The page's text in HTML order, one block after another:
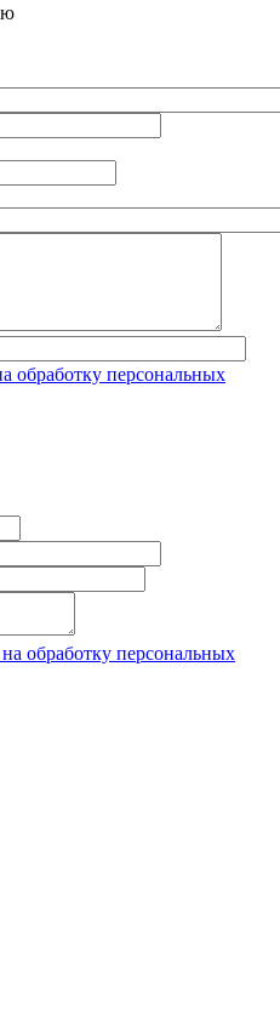
обработку персональных
обработку персональных